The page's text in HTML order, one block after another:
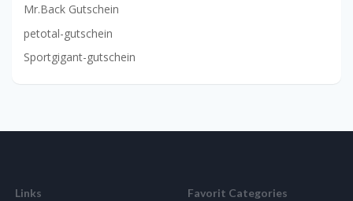
Mr.Back Gutschein
petotal-gutschein
Sportgigant-gutschein
Links Favorit Categories